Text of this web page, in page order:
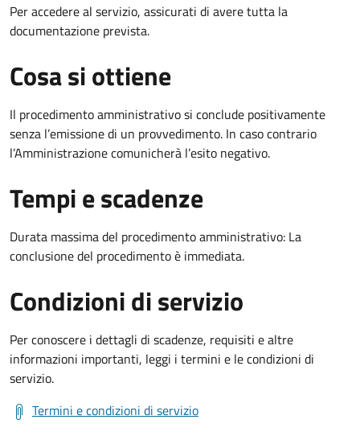
Per accedere al servizio, assicurati di avere tutta la
documentazione prevista.
Cosa si ottiene
Il procedimento amministrativo si conclude positivamente
senza l’emissione di un provvedimento. In caso contrario
l’Amministrazione comunicherà l’esito negativo.
Tempi e scadenze
Durata massima del procedimento amministrativo: La
conclusione del procedimento è immediata.
Condizioni di servizio
Per conoscere i dettagli di scadenze, requisiti e altre
informazioni importanti, leggi i termini e le condizioni di
servizio.
Termini e condizioni di servizio